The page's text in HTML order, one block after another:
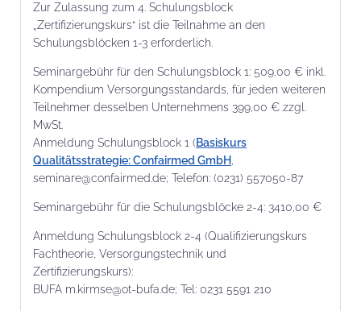
Zur Zulassung zum 4. Schulungsblock
„Zertifizierungskurs“ ist die Teilnahme an den
Schulungsblöcken 1-3 erforderlich.
Seminargebühr für den Schulungsblock 1: 509,00 € inkl.
Kompendium Versorgungsstandards, für jeden weiteren
Teilnehmer desselben Unternehmens 399,00 € zzgl.
MwSt.
Anmeldung Schulungsblock 1 (Basiskurs
Qualitätsstrategie: Confairmed GmbH
seminare@confairmed.de; Telefon: (0231) 557050-87
Seminargebühr für die Schulungsblöcke 2-4: 3410,00 €
Anmeldung Schulungsblock 2-4 (Qualifizierungskurs
Fachtheorie, Versorgungstechnik und
Zertifizierungskurs):
BUFA m.kirmse@ot-bufa.de; Tel: 0231 5591 210